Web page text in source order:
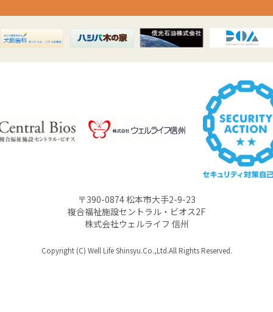
〒390-0874 松本市大手2-9-23
複合福祉施設セントラル・ビオス2F
株式会社ウェルライフ 信州
Copyright (C) Well Life Shinsyu.Co.,Ltd.All Rights Reserved.